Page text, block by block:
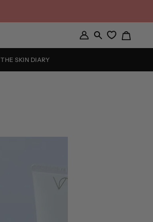
Contul
meu
Căutare
Coș
THE SKIN DIARY